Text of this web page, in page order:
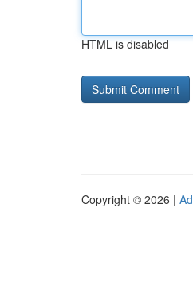
HTML is disabled
Copyright © 2026 |